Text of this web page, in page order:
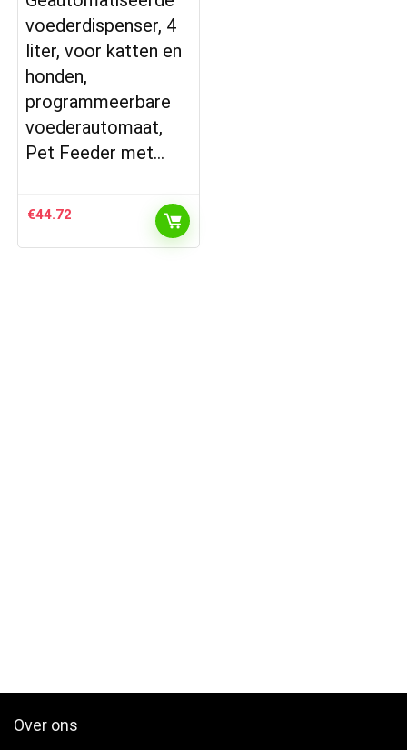
voederdispenser, 4
liter, voor katten en
honden,
programmeerbare
voederautomaat,
Pet Feeder met…
€44.72
Over ons